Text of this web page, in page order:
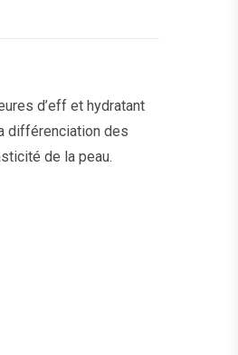
d’eff et hydratant
différenciation des
de la peau.